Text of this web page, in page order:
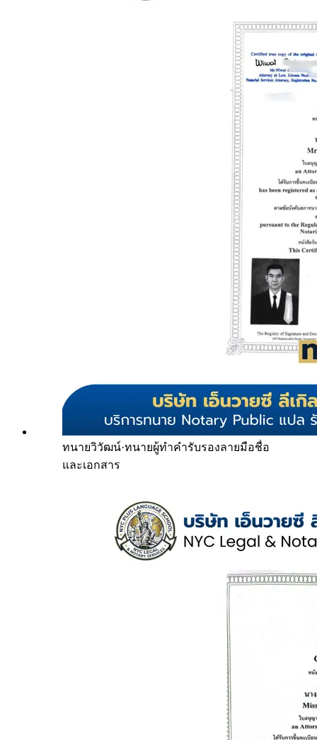
ทนายวิวัฒน์·ทนายผู้ทำคำรับรองลายมือชื่อ
และเอกสาร